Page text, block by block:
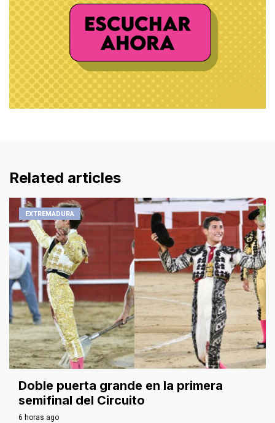
Related articles
EXTREMADURA
Doble puerta grande en la primera
semifinal del Circuito
6 horas ago